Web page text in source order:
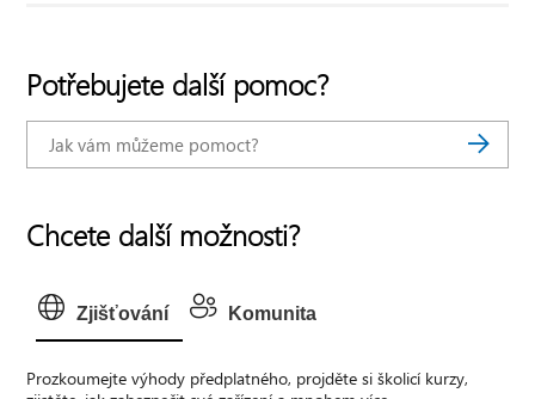
Potřebujete další pomoc?
Chcete další možnosti?
Zjišťování Komunita
Prozkoumejte výhody předplatného, projděte si školicí kurzy,